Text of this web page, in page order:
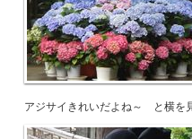
アジサイきれいだよね～ と横を